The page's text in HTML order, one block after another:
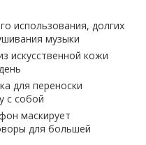
использования, долгих
музыки
искусственной кожи
для переноски
с собой
маскирует
для большей